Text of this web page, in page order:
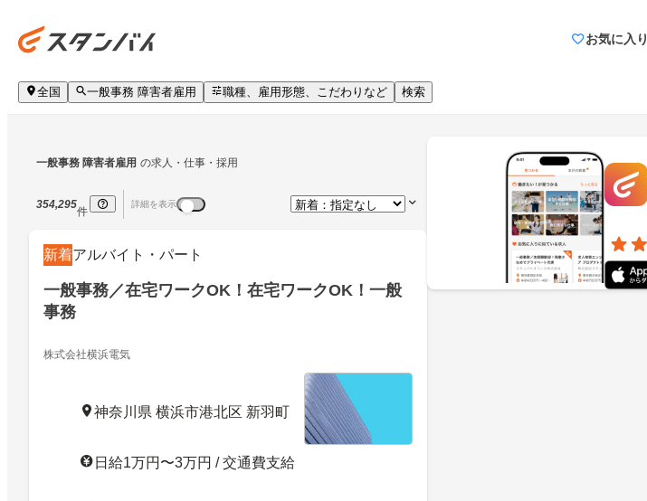
お気に入り
全国 一般事務 障害者雇用 職種、雇用形態、こだわりなど 検索
一般事務 障害者雇用 の求人・仕事・採用
354,295
件
詳細を表示
新着アルバイト・パート
一般事務／在宅ワークOK！在宅ワークOK！一般
事務
株式会社横浜電気
神奈川県 横浜市港北区 新羽町
日給1万円〜3万円 / 交通費支給